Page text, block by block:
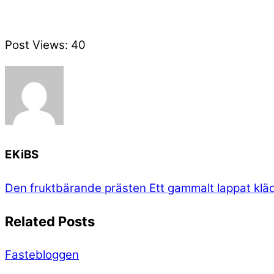
Post Views: 40
EKiBS
Den fruktbärande prästen Ett gammalt lappat
Related Posts
Fastebloggen